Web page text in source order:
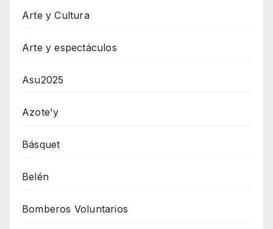
Arte y Cultura
Arte y espectáculos
Asu2025
Azote'y
Básquet
Belén
Bomberos Voluntarios